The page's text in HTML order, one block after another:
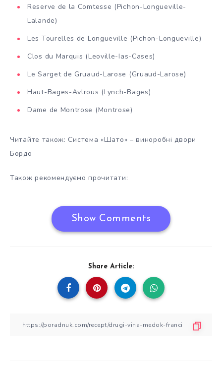
Reserve de la Comtesse (Pichon-Longueville-
Lalande)
Les Tourelles de Longueville (Pichon-Longueville)
Clos du Marquis (Leoville-Ias-Cases)
Le Sarget de Gruaud-Larose (Gruaud-Larose)
Haut-Bages-Avlrous (Lynch-Bages)
Dame de Montrose (Montrose)
Читайте також: Система «Шато» – виноробні двори
Бордо
Також рекомендуємо прочитати:
Show Comments
Share Article: